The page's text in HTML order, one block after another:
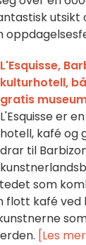
utsikt
L'Esquisse,
kulturhotell,
gratis
L'Esquisse er
hotell, kafé og
drar til
som
flott kafé
[Les